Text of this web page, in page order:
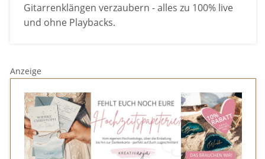
Gitarrenklängen verzaubern - alles zu 100% live
und ohne Playbacks.
Anzeige